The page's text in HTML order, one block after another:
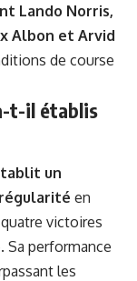
Lando Norris,
Albon et Arvid
de course
t-il établis
un
en
victoires
Sa performance
les